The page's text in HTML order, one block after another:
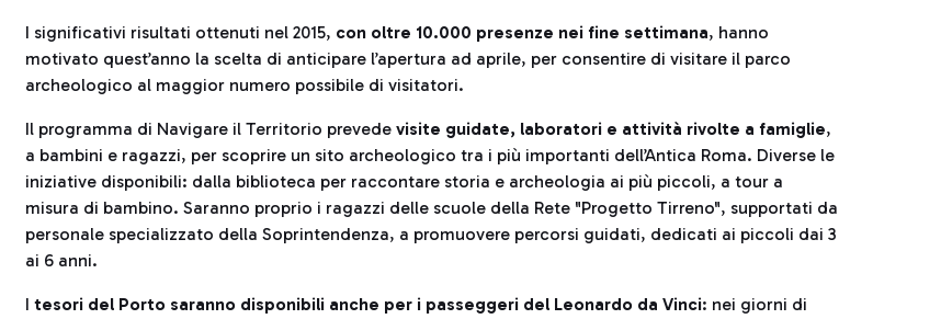
I significativi risultati ottenuti nel 2015, con oltre 10.000 presenze nei fine settimana, hanno
motivato quest’anno la scelta di anticipare l’apertura ad aprile, per consentire di visitare il parco
archeologico al maggior numero possibile di visitatori.
Il programma di Navigare il Territorio prevede visite guidate, laboratori e attività rivolte a famiglie,
a bambini e ragazzi, per scoprire un sito archeologico tra i più importanti dell’Antica Roma. Diverse le
iniziative disponibili: dalla biblioteca per raccontare storia e archeologia ai più piccoli, a tour a
misura di bambino. Saranno proprio i ragazzi delle scuole della Rete "Progetto Tirreno", supportati da
personale specializzato della Soprintendenza, a promuovere percorsi guidati, dedicati ai piccoli dai 3
ai 6 anni.
I tesori del Porto saranno disponibili anche per i passeggeri del Leonardo da Vinci: nei giorni di